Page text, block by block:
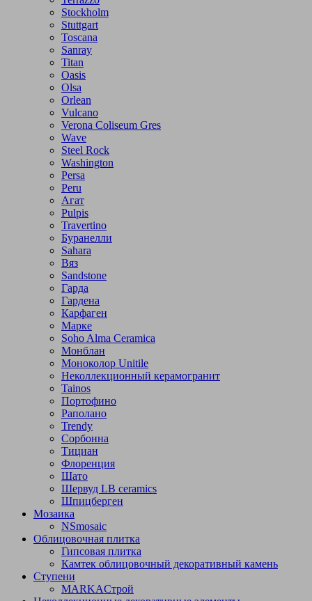
Stockholm
Stuttgart
Toscana
Sanray
Titan
Oasis
Olsa
Orlean
Vulcano
Verona Coliseum Gres
Wave
Steel Rock
Washington
Persa
Peru
Агат
Pulpis
Travertino
Буранелли
Sahara
Вяз
Sandstone
Гарда
Гардена
Карфаген
Марке
Soho Alma Ceramica
Монблан
Моноколор Unitile
Неколлекционный керамогранит
Tainos
Портофино
Раполано
Trendy
Сорбонна
Тициан
Флоренция
Шато
Шервуд LB ceramics
Шпицберген
Мозаика
NSmosaic
Облицовочная плитка
Гипсовая плитка
Камтек облицовочный декоративный камень
Ступени
МARKAСтрой